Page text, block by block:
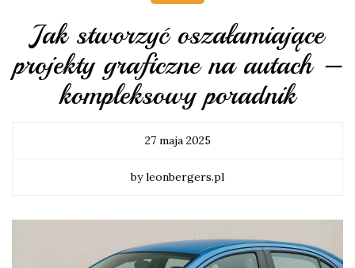
Jak stworzyć oszałamiające
projekty graficzne na autach –
kompleksowy poradnik
27 maja 2025
by leonbergers.pl